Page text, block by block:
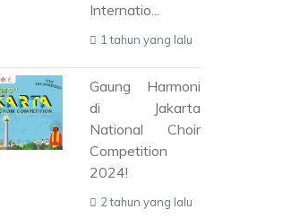
Internatio...
1 tahun yang lalu
Gaung Harmoni
di Jakarta
National Choir
Competition
2024!
2 tahun yang lalu